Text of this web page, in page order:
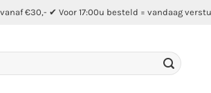
€30,- ✔ Voor 17:00u besteld = vandaag